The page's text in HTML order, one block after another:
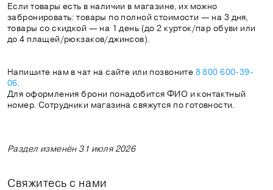
Если товары есть в наличии в магазине, их можно
забронировать: товары по полной стоимости — на 3 дня,
товары со скидкой — на 1 день (до 2 курток/пар обуви или
до 4 плащей/рюкзаков/джинсов).
Напишите нам в чат на сайте или позвоните 8800 600-39-
06.
Для оформления брони понадобится ФИО и контактный
номер. Сотрудники магазина свяжутся по готовности.
Раздел изменён 31 июля 2026
Свяжитесь с нами